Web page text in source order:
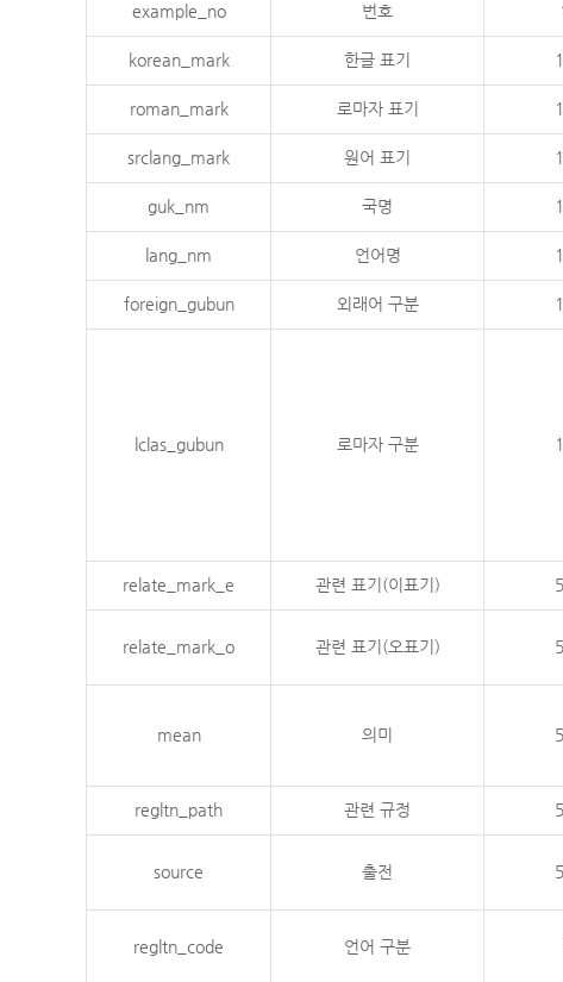
example_no 번호
korean_mark 한글 표기
roman_mark 로마자 표기
srclang_mark 원어 표기
guk_nm 국명
lang_nm 언어명
foreign_gubun 외래어 구분
lclas_gubun 로마자 구분
relate_mark_e 관련 표기(이표기)
relate_mark_o 관련 표기(오표기)
mean 의미
regltn_path 관련 규정
source 출전
regltn_code 언어 구분